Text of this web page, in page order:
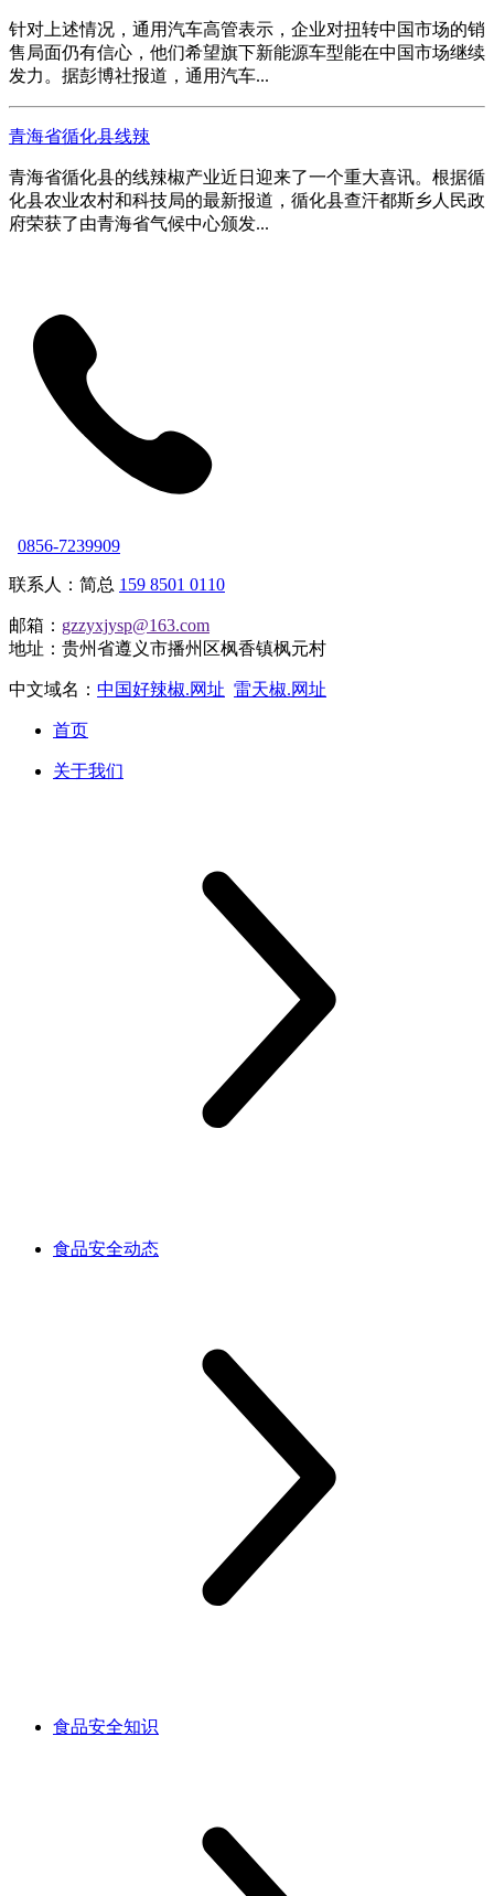
针对上述情况，通用汽车高管表示，企业对扭转中国市场的销
售局面仍有信心，他们希望旗下新能源车型能在中国市场继续
发力。据彭博社报道，通用汽车...
青海省循化县线辣
青海省循化县的线辣椒产业近日迎来了一个重大喜讯。根据循
化县农业农村和科技局的最新报道，循化县查汗都斯乡人民政
府荣获了由青海省气候中心颁发...
0856-7239909
联系人：简总 159 8501 0110
邮箱： gzzyxjysp@163.com
地址：贵州省遵义市播州区枫香镇枫元村
中文域名： 中国好辣椒.网址 雷天椒.网址
首页
关于我们
食品安全动态
食品安全知识